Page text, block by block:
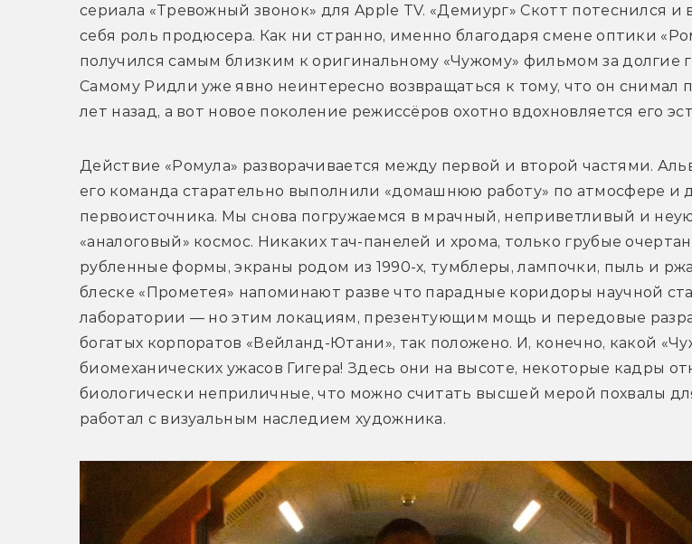
сериала «Тревожный звонок» для Apple TV. «Демиург» Скотт потеснился и
себя роль продюсера. Как ни странно, именно благодаря смене оптики
получился самым близким к оригинальному «Чужому» фильмом за долгие
Самому Ридли уже явно неинтересно возвращаться к тому, что он снимал
лет назад, а вот новое поколение режиссёров охотно вдохновляется его
Действие «Ромула» разворачивается между первой и второй частями.
его команда старательно выполнили «домашнюю работу» по атмосфере и
первоисточника. Мы снова погружаемся в мрачный, неприветливый и
«аналоговый» космос. Никаких тач-панелей и хрома, только грубые
рубленные формы, экраны родом из 1990-х, тумблеры, лампочки, пыль и
блеске «Прометея» напоминают разве что парадные коридоры научной
лаборатории — но этим локациям, презентующим мощь и передовые
богатых корпоратов «Вейланд-Ютани», так положено. И, конечно, какой
биомеханических ужасов Гигера! Здесь они на высоте, некоторые кадры
биологически неприличные, что можно считать высшей мерой похвалы
работал с визуальным наследием художника.